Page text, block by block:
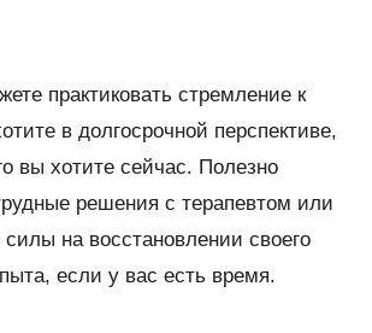
практиковать стремление к
в долгосрочной перспективе,
вы хотите сейчас. Полезно
решения с терапевтом или
силы на восстановлении своего
если у вас есть время.